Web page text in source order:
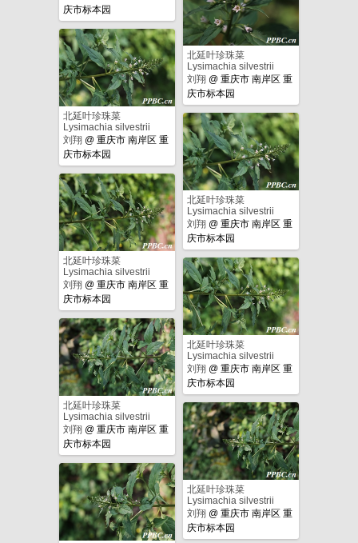
庆市标本园
北延叶珍珠菜
Lysimachia silvestrii
刘翔 @ 重庆市 南岸区 重
庆市标本园
北延叶珍珠菜
Lysimachia silvestrii
刘翔 @ 重庆市 南岸区 重
庆市标本园
北延叶珍珠菜
Lysimachia silvestrii
刘翔 @ 重庆市 南岸区 重
庆市标本园
北延叶珍珠菜
Lysimachia silvestrii
刘翔 @ 重庆市 南岸区 重
庆市标本园
北延叶珍珠菜
Lysimachia silvestrii
刘翔 @ 重庆市 南岸区 重
庆市标本园
北延叶珍珠菜
Lysimachia silvestrii
刘翔 @ 重庆市 南岸区 重
庆市标本园
北延叶珍珠菜
Lysimachia silvestrii
刘翔 @ 重庆市 南岸区 重
庆市标本园